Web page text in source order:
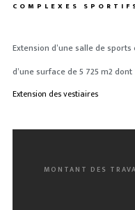
COMPLEXES
Extension d’une salle de sports
d’une surface de 5 725 m2
Extension des vestiaires
MONTANT DES